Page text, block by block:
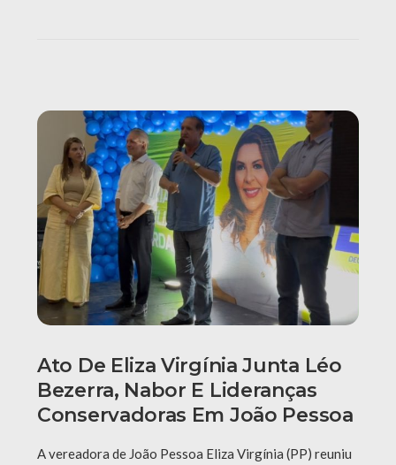
Ato De Eliza Virgínia Junta Léo
Bezerra, Nabor E Lideranças
Conservadoras Em João Pessoa
A vereadora de João Pessoa Eliza Virgínia (PP) reuniu